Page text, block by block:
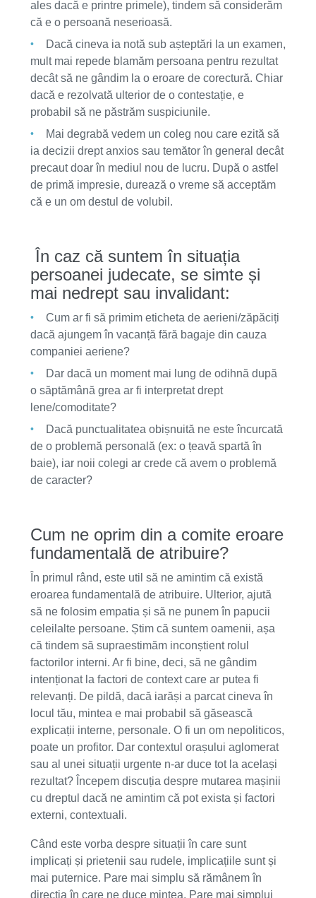
ales dacă e printre primele), tindem să considerăm
că e o persoană neserioasă.
Dacă cineva ia notă sub așteptări la un examen,
mult mai repede blamăm persoana pentru rezultat
decât să ne gândim la o eroare de corectură. Chiar
dacă e rezolvată ulterior de o contestație, e
probabil să ne păstrăm suspiciunile.
Mai degrabă vedem un coleg nou care ezită să
ia decizii drept anxios sau temător în general decât
precaut doar în mediul nou de lucru. După o astfel
de primă impresie, durează o vreme să acceptăm
că e un om destul de volubil.
În caz că suntem în situația
persoanei judecate, se simte și
mai nedrept sau invalidant:
Cum ar fi să primim eticheta de aerieni/zăpăciți
dacă ajungem în vacanță fără bagaje din cauza
companiei aeriene?
Dar dacă un moment mai lung de odihnă după
o săptămână grea ar fi interpretat drept
lene/comoditate?
Dacă punctualitatea obișnuită ne este încurcată
de o problemă personală (ex: o țeavă spartă în
baie), iar noii colegi ar crede că avem o problemă
de caracter?
Cum ne oprim din a comite eroare
fundamentală de atribuire?
În primul rând, este util să ne amintim că există
eroarea fundamentală de atribuire. Ulterior, ajută
să ne folosim empatia și să ne punem în papucii
celeilalte persoane. Știm că suntem oamenii, așa
că tindem să supraestimăm inconștient rolul
factorilor interni. Ar fi bine, deci, să ne gândim
intenționat la factori de context care ar putea fi
relevanți. De pildă, dacă iarăși a parcat cineva în
locul tău, mintea e mai probabil să găsească
explicații interne, personale. O fi un om nepoliticos,
poate un profitor. Dar contextul orașului aglomerat
sau al unei situații urgente n-ar duce tot la același
rezultat? Începem discuția despre mutarea mașinii
cu dreptul dacă ne amintim că pot exista și factori
externi, contextuali.
Când este vorba despre situații în care sunt
implicați și prietenii sau rudele, implicațiile sunt și
mai puternice. Pare mai simplu să rămânem în
direcția în care ne duce mintea. Pare mai simplui